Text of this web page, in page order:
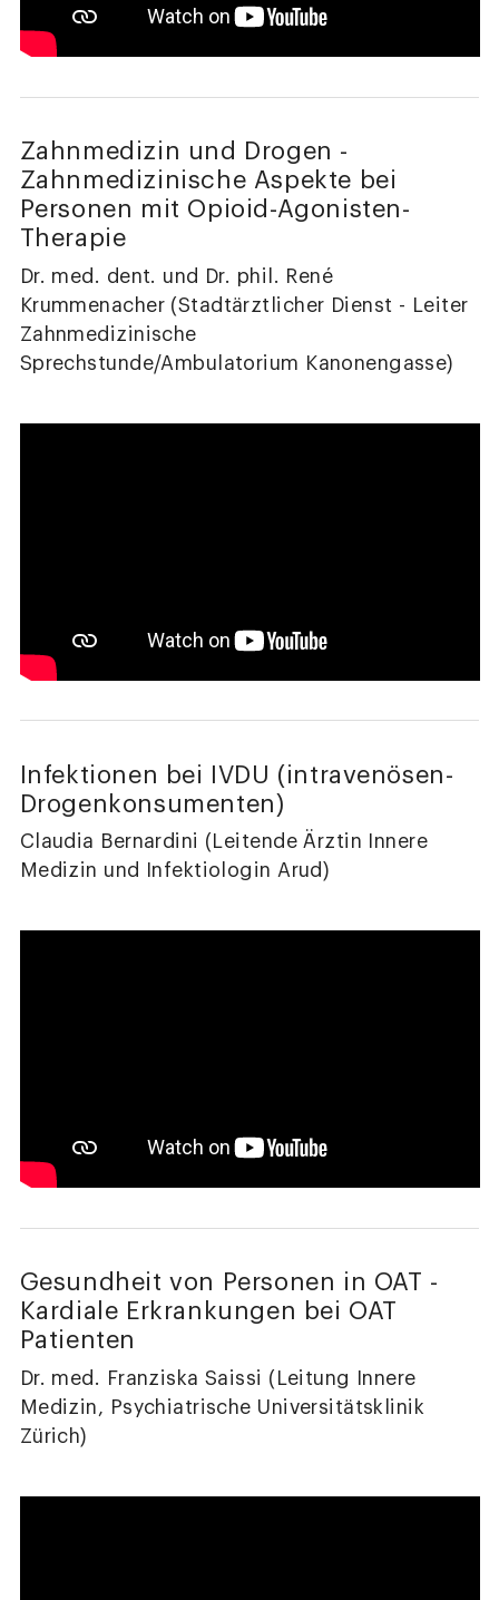
Zahnmedizin und Drogen -
Zahnmedizinische Aspekte bei
Personen mit Opioid-Agonisten-
Therapie
Dr. med. dent. und Dr. phil. René
Krummenacher (Stadtärztlicher Dienst - Leiter
Zahnmedizinische
Sprechstunde/Ambulatorium Kanonengasse)
Infektionen bei IVDU (intravenösen-
Drogenkonsumenten)
Claudia Bernardini (Leitende Ärztin Innere
Medizin und Infektiologin Arud)
Gesundheit von Personen in OAT -
Kardiale Erkrankungen bei OAT
Patienten
Dr. med. Franziska Saissi (Leitung Innere
Medizin, Psychiatrische Universitätsklinik
Zürich)